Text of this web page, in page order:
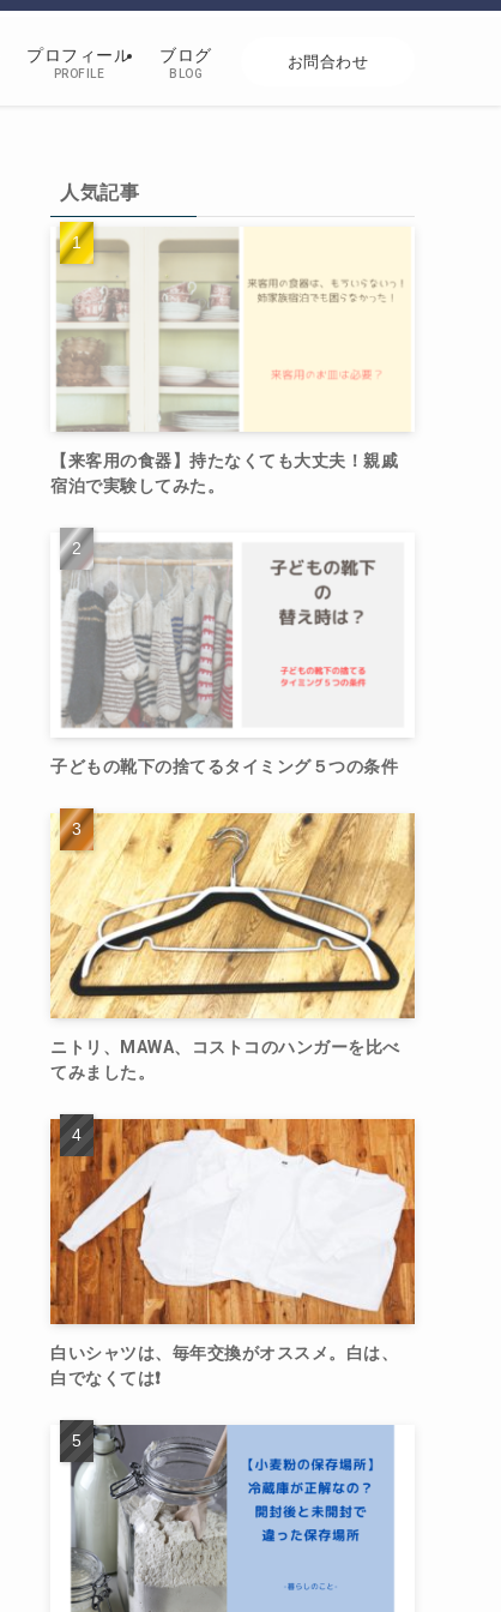
プロフィール
PROFILE
ブログ
BLOG
お問合わせ
人気記事
【来客用の食器】持たなくても大丈夫！親戚
宿泊で実験してみた。
子どもの靴下の捨てるタイミング５つの条件
ニトリ、MAWA、コストコのハンガーを比べ
てみました。
白いシャツは、毎年交換がオススメ。白は、
白でなくては❗️